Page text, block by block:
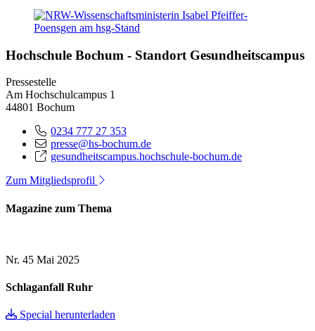
Hochschule Bochum - Standort Gesundheitscampus
Pressestelle
Am Hochschulcampus 1
44801 Bochum
0234 777 27 353
presse@hs-bochum.de
gesundheitscampus.hochschule-bochum.de
Zum Mitgliedsprofil
Magazine zum Thema
Nr. 45 Mai 2025
Schlaganfall Ruhr
Special herunterladen